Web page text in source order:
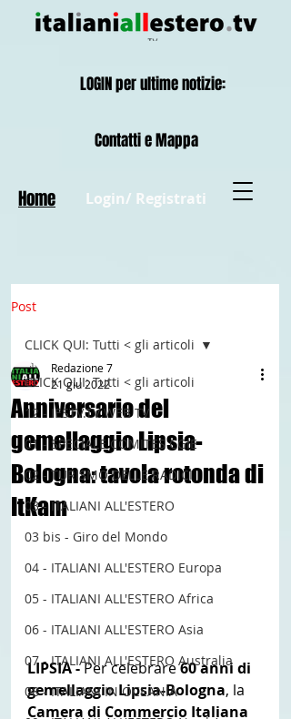
Login/ Registrati
Contatti e Mappa
Home
LOGIN per ultime notizie:
Post
CLICK QUI: Tutti < gli articoli
12 - IESTV.TV WEB TV
01 - SPECIALE COMITES CGIE
02 - TURISMO DELLE RADICI
03 - ITALIANI ALL'ESTERO
03 bis - Giro del Mondo
04 - ITALIANI ALL'ESTERO Europa
05 - ITALIANI ALL'ESTERO Africa
06 - ITALIANI ALL'ESTERO Asia
07 - ITALIANI ALL'ESTERO Australia
08 - ITALIANI IN OCEANIA
CLICK QUI: Tutti < gli articoli
Anniversario del
gemellaggio Lipsia-
Bologna: tavola rotonda di
ItKam
Redazione 7
21 giu 2022
LIPSIA - Per celebrare 60 anni di
gemellaggio Lipsia-Bologna, la
Camera di Commercio Italiana